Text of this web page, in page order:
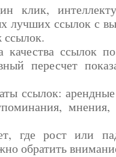
клик,
лучших ссылок с
ссылок.
качества ссылок
пересчет
ссылок:
мнения,
где рост или
обратить